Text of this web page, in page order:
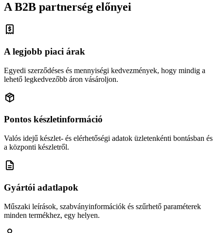
A B2B partnerség előnyei
A legjobb piaci árak
Egyedi szerződéses és mennyiségi kedvezmények, hogy mindig a
lehető legkedvezőbb áron vásároljon.
Pontos készletinformáció
Valós idejű készlet- és elérhetőségi adatok üzletenkénti bontásban és
a központi készletről.
Gyártói adatlapok
Műszaki leírások, szabványinformációk és szűrhető paraméterek
minden termékhez, egy helyen.